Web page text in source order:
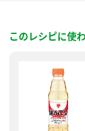
このレシピに使